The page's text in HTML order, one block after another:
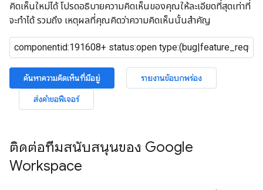
คิดเห็นใหม่ได้ โปรดอธิบายความคิดเห็นของคุณให้ละเอียดที่สุดเท่าที่
จะทำได้ รวมถึง เหตุผลที่คุณคิดว่าความคิดเห็นนั้นสำคัญ
ค้นหาความคิดเห็นที่มีอยู่
รายงานข้อบกพร่อง
ส่งคำขอฟีเจอร์
ติดต่อทีมสนับสนุนของ Google
Workspace